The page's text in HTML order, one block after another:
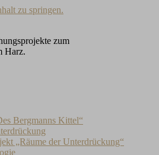
zu springen.
zum
Harz.
Bergmanns Kittel“
„Räume der Unterdrückung“